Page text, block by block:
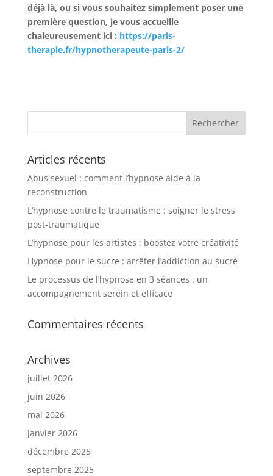
déjà là, ou si vous souhaitez simplement poser une
première question, je vous accueille
chaleureusement ici : https://paris-
therapie.fr/hypnotherapeute-paris-2/
Articles récents
Abus sexuel : comment l’hypnose aide à la
reconstruction
L’hypnose contre le traumatisme : soigner le stress
post-traumatique
L’hypnose pour les artistes : boostez votre créativité
Hypnose pour le sucre : arrêter l’addiction au sucré
Le processus de l’hypnose en 3 séances : un
accompagnement serein et efficace
Commentaires récents
Archives
juillet 2026
juin 2026
mai 2026
janvier 2026
décembre 2025
septembre 2025